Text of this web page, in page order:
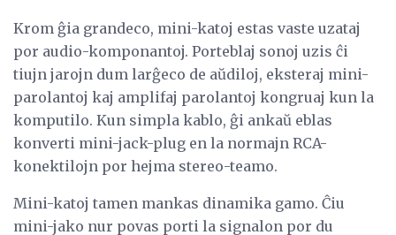
Krom ĝia grandeco, mini-katoj estas vaste uzataj
por audio-komponantoj. Porteblaj sonoj uzis ĉi
tiujn jarojn dum larĝeco de aŭdiloj, eksteraj mini-
parolantoj kaj amplifaj parolantoj kongruaj kun la
komputilo. Kun simpla kablo, ĝi ankaŭ eblas
konverti mini-jack-plug en la normajn RCA-
konektilojn por hejma stereo-teamo.
Mini-katoj tamen mankas dinamika gamo. Ĉiu
mini-jako nur povas porti la signalon por du